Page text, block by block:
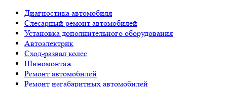
Диагностика автомобиля
Слесарный ремонт автомобилей
Установка дополнительного оборудования
Автоэлектрик
Сход-развал колес
Шиномонтаж
Ремонт автомобилей
Ремонт негабаритных автомобилей